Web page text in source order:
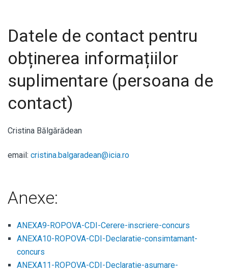
Datele de contact pentru
obținerea informațiilor
suplimentare (persoana de
contact)
Cristina Bălgărădean
email: cristina.balgaradean@icia.ro
Anexe:
ANEXA9-ROPOVA-CDI-Cerere-inscriere-concurs
ANEXA10-ROPOVA-CDI-Declaratie-consimtamant-
concurs
ANEXA11-ROPOVA-CDI-Declaratie-asumare-